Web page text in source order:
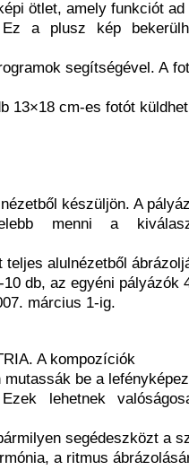
ötlet, amely funkciót
Ez a plusz kép
segítségével. A
13×18 cm-es fotót
készüljön. A
menni a
alulnézetből
db, az egyéni pályázók
március 1-ig.
A kompozíciók
be a
lehetnek
segédeszközt a
a ritmus